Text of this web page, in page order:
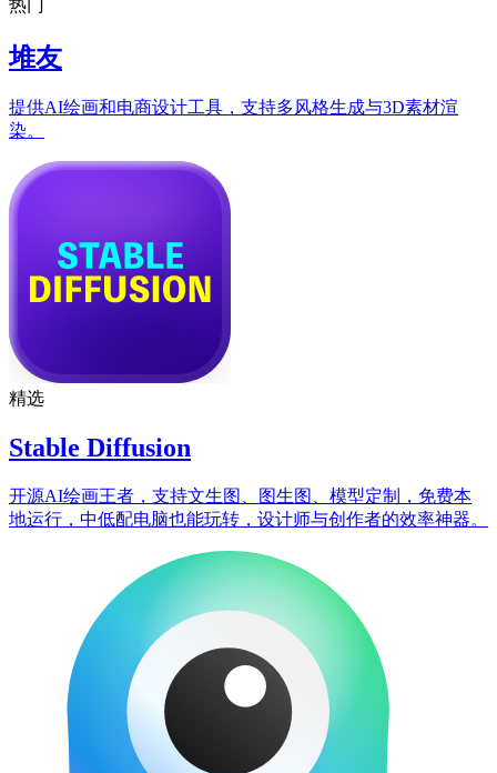
热门
堆友
提供AI绘画和电商设计工具，支持多风格生成与3D素材渲
染。
精选
Stable Diffusion
开源AI绘画王者，支持文生图、图生图、模型定制，免费本
地运行，中低配电脑也能玩转，设计师与创作者的效率神器。